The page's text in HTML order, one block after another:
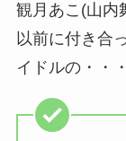
観月あこ(山内
以前に付き合
イドルの・・・